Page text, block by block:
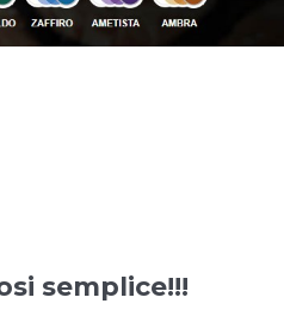
semplice!!!